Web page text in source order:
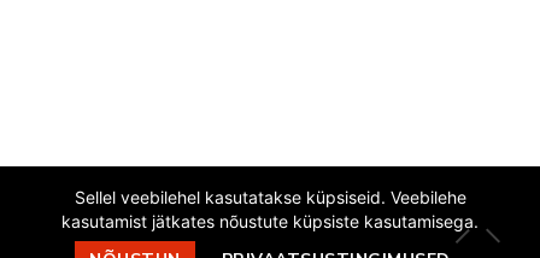
EESTI JAZZLIIT
Sellel veebilehel kasutatakse küpsiseid. Veebilehe
kasutamist jätkates nõustute küpsiste kasutamisega.